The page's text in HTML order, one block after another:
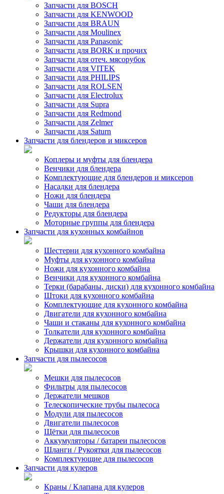
Запчасти для BOSCH
Запчасти для KENWOOD
Запчасти для BRAUN
Запчасти для Moulinex
Запчасти для Panasonic
Запчасти для BORK и прочих
Запчасти для отеч. мясорубок
Запчасти для VITEK
Запчасти для PHILIPS
Запчасти для ROLSEN
Запчасти для Electrolux
Запчасти для Supra
Запчасти для Redmond
Запчасти для Zelmer
Запчасти для Saturn
Запчасти для блендеров и миксеров
Коплеры и муфты для блендера
Венчики для блендера
Комплектующие для блендеров и миксеров
Насадки для блендера
Ножи для блендера
Чаши для блендера
Редукторы для блендера
Моторные группы для блендера
Запчасти для кухонных комбайнов
Шестерни для кухонного комбайна
Муфты для кухонного комбайна
Ножи для кухонного комбайна
Венчики для кухонного комбайна
Терки (барабаны, диски) для кухонного комбайна
Штоки для кухонного комбайна
Комплектующие для кухонного комбайна
Двигатели для кухонного комбайна
Чаши и стаканы для кухонного комбайна
Толкатели для кухонного комбайна
Держатели для кухонного комбайна
Крышки для кухонного комбайна
Запчасти для пылесосов
Мешки для пылесосов
Фильтры для пылесосов
Держатели мешков
Телескопические трубы пылесоса
Модули для пылесосов
Двигатели пылесосов
Щётки для пылесосов
Аккумуляторы / батареи пылесосов
Шланги / Рукоятки для пылесосов
Комплектующие для пылесосов
Запчасти для кулеров
Краны / Клапана для кулеров